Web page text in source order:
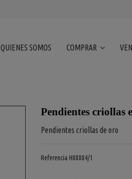
QUIENES SOMOS COMPRAR
Pendientes criollas
Pendientes criollas de oro
Referencia H08884/1